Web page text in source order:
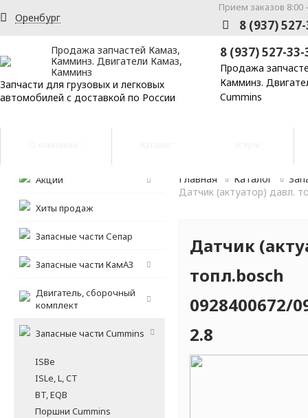
Оренбург
Прием заказов 8:00
8 (937)
Продажа запчастей Камаз,
Камминз. Двигатели Камаз,
Камминз
Запчасти для грузовых и легковых
автомобилей с доставкой по России
8 (937) 527-33-
Продажа
Камминз.
Cummins
Акции
Хиты продаж
Запасные части Сепар
Запасные части КамАЗ
Двигатель, сборочный
комплект
Запасные части Cummins
ISBe
ISLe, L, CT
BT, EQB
Поршни Cummins
Главная Каталог
Датчик (актуатор) давл.
Датчик
топл.bosch
0928400672/
2.8